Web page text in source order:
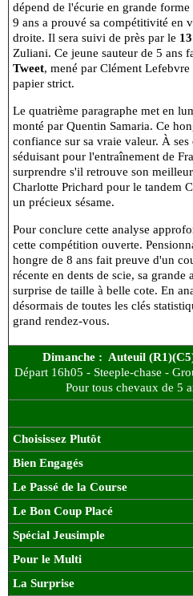
dépend de l'écurie en grande
9 ans a prouvé sa compétitivité en
droite. Il sera suivi de près par le
Zuliani. Ce jeune sauteur de 5 ans
Tweet, mené par Clément
papier strict.
Le quatrième paragraphe met en
monté par Quentin Samaria. Ce
confiance sur sa vraie valeur. À ses
séduisant pour l'entraînement de
surprendre s'il retrouve son
Charlotte Prichard pour le tandem
un précieux sésame.
Pour conclure cette analyse
cette compétition ouverte.
hongre de 8 ans fait preuve d'un
récente en dents de scie, sa
surprise de taille à belle cote. En
désormais de toutes les clés
grand rendez-vous.
Dimanche : Auteuil
Départ 16h05 - Steeple-chase -
Pour tous chevaux de 5
Choisissez Plutôt
Bien Engagés
Le Passé de la Course
Le Bon Coup Placé
Spécial Jeusimple
Pour le Multi
La Surprise